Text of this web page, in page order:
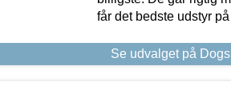
får det bedste udstyr
Se udvalget på